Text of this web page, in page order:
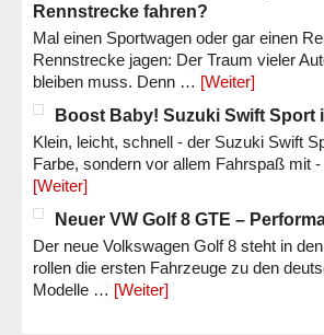
Rennstrecke fahren?
Mal einen Sportwagen oder gar einen
Rennstrecke jagen: Der Traum vieler
bleiben muss. Denn … [Weiter]
Boost Baby! Suzuki Swift Sport
Klein, leicht, schnell - der Suzuki Swift
Farbe, sondern vor allem Fahrspaß mit
[Weiter]
Neuer VW Golf 8 GTE –
Der neue Volkswagen Golf 8 steht in
rollen die ersten Fahrzeuge zu den
Modelle … [Weiter]